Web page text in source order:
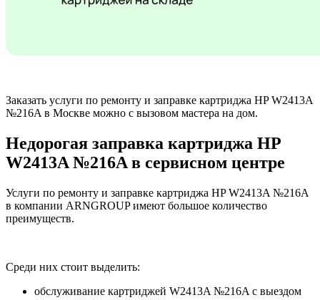
Заказать услуги по ремонту и заправке картриджа HP W2413A
№216A в Москве можно с вызовом мастера на дом.
Недорогая заправка картриджа HP
W2413A №216A в сервисном центре
Услуги по ремонту и заправке картриджа HP W2413A №216A
в компании ARNGROUP имеют большое количество
преимуществ.
Среди них стоит выделить:
обслуживание картриджей W2413A №216A с выездом